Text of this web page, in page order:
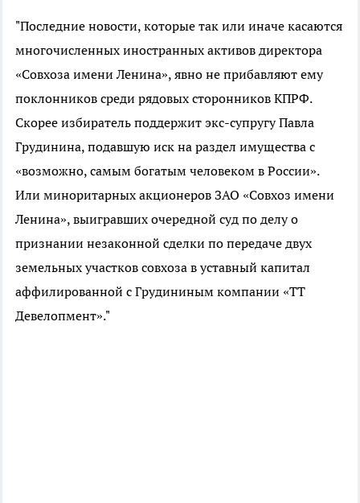
"Последние новости, которые так или иначе касаются
многочисленных иностранных активов директора
«Совхоза имени Ленина», явно не прибавляют ему
поклонников среди рядовых сторонников КПРФ.
Скорее избиратель поддержит экс-супругу Павла
Грудинина, подавшую иск на раздел имущества с
«возможно, самым богатым человеком в России».
Или миноритарных акционеров ЗАО «Совхоз имени
Ленина», выигравших очередной суд по делу о
признании незаконной сделки по передаче двух
земельных участков совхоза в уставный капитал
аффилированной с Грудининым компании «ТТ
Девелопмент»."